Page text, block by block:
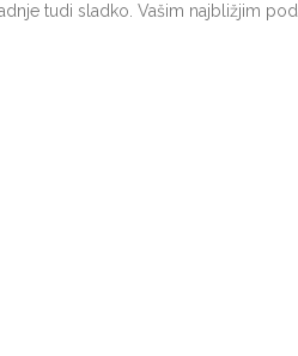
tudi sladko. Vašim najbližjim